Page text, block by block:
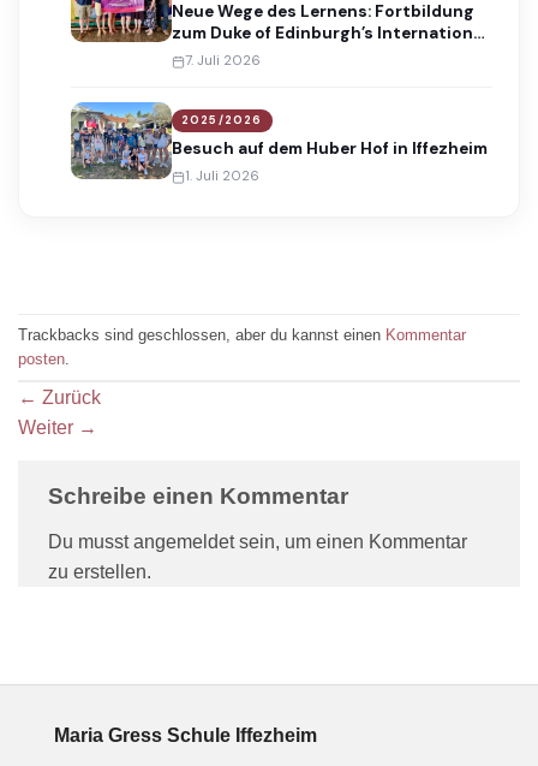
Neue Wege des Lernens: Fortbildung
zum Duke of Edinburgh’s International
Award
7. Juli 2026
2025/2026
Besuch auf dem Huber Hof in Iffezheim
1. Juli 2026
Trackbacks sind geschlossen, aber du kannst einen Kommentar
posten
← Zurück
Weiter →
Schreibe einen Kommentar
Du musst angemeldet sein, um einen Kommentar
zu erstellen.
Maria Gress Schule Iffezheim